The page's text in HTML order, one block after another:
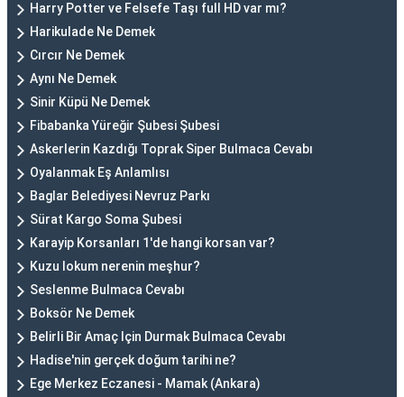
Harry Potter ve Felsefe Taşı full HD var mı?
Harikulade Ne Demek
Cırcır Ne Demek
Aynı Ne Demek
Sinir Küpü Ne Demek
Fibabanka Yüreğir Şubesi Şubesi
Askerlerin Kazdığı Toprak Siper Bulmaca Cevabı
Oyalanmak Eş Anlamlısı
Baglar Belediyesi Nevruz Parkı
Sürat Kargo Soma Şubesi
Karayip Korsanları 1'de hangi korsan var?
Kuzu lokum nerenin meşhur?
Seslenme Bulmaca Cevabı
Boksör Ne Demek
Belirli Bir Amaç Için Durmak Bulmaca Cevabı
Hadise'nin gerçek doğum tarihi ne?
Ege Merkez Eczanesi - Mamak (Ankara)